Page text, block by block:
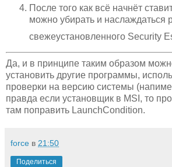
После того как всё начнёт
можно убирать и наслаждаться
свежеустановленного Security
Да, и в принципе таким образом
установить другие программы,
проверки на версию системы
правда если установщик в MSI, то
там поправить LaunchCondition.
force в 21:50
Поделиться